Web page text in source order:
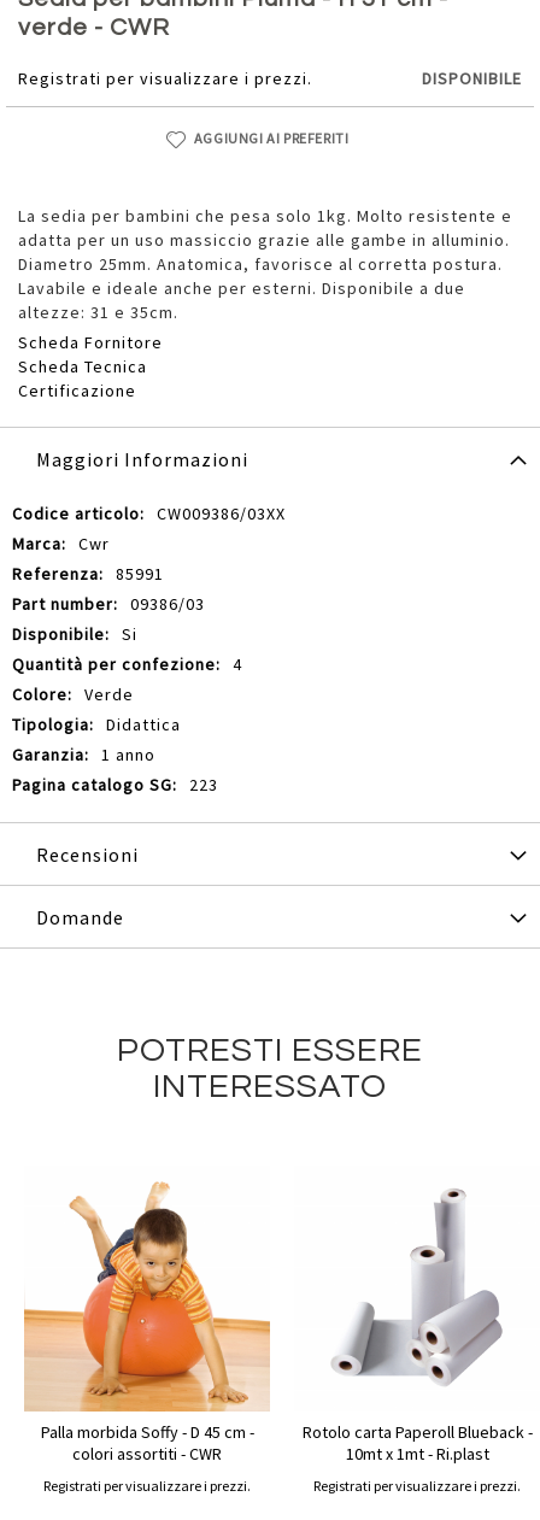
verde - CWR
Registrati per visualizzare i prezzi. DISPONIBILE
AGGIUNGI AI PREFERITI
La sedia per bambini che pesa solo 1kg. Molto resistente e
adatta per un uso massiccio grazie alle gambe in alluminio.
Diametro 25mm. Anatomica, favorisce al corretta postura.
Lavabile e ideale anche per esterni. Disponibile a due
altezze: 31 e 35cm.
Scheda Fornitore
Scheda Tecnica
Certificazione
della
galleria
immagini
Maggiori Informazioni
Maggiori
Informazioni
CW009386/03XX
Cwr
85991
09386/03
Si
4
Verde
Didattica
1 anno
223
Recensioni
Domande
POTRESTI ESSERE
INTERESSATO
Palla morbida Soffy - D 45 cm -
colori assortiti - CWR
Registrati per visualizzare i prezzi.
Rotolo carta Paperoll Blueback -
10mt x 1mt - Ri.plast
Registrati per visualizzare i prezzi.